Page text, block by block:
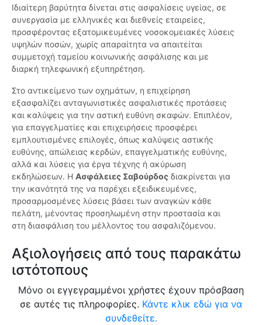
Ιδιαίτερη βαρύτητα δίνεται στις ασφαλίσεις υγείας, σε
συνεργασία με ελληνικές και διεθνείς εταιρείες,
προσφέροντας εξατομικευμένες νοσοκομειακές λύσεις
υψηλών ποσών, χωρίς απαραίτητα να απαιτείται
συμμετοχή ταμείου κοινωνικής ασφάλισης και με
διαρκή τηλεφωνική εξυπηρέτηση.
Στο αντικείμενο των οχημάτων, η επιχείρηση
εξασφαλίζει ανταγωνιστικές ασφαλιστικές προτάσεις
και καλύψεις για την αστική ευθύνη σκαφών. Επιπλέον,
για επαγγελματίες και επιχειρήσεις προσφέρει
εμπλουτισμένες επιλογές, όπως καλύψεις αστικής
ευθύνης, απώλειας κερδών, επαγγελματικής ευθύνης,
αλλά και λύσεις για έργα τέχνης ή ακύρωση
εκδηλώσεων. Η Ασφάλειες Σαβούρδος διακρίνεται για
την ικανότητά της να παρέχει εξειδικευμένες,
προσαρμοσμένες λύσεις βάσει των αναγκών κάθε
πελάτη, μένοντας προσηλωμένη στην προστασία και
στη διασφάλιση του μέλλοντος του ασφαλιζόμενου.
Αξιολογήσεις από τους παρακάτω
ιστότοπους
Μόνο οι εγγεγραμμένοι χρήστες έχουν πρόσβαση
σε αυτές τις πληροφορίες. Κάντε κλικ εδώ για να
συνδεθείτε.